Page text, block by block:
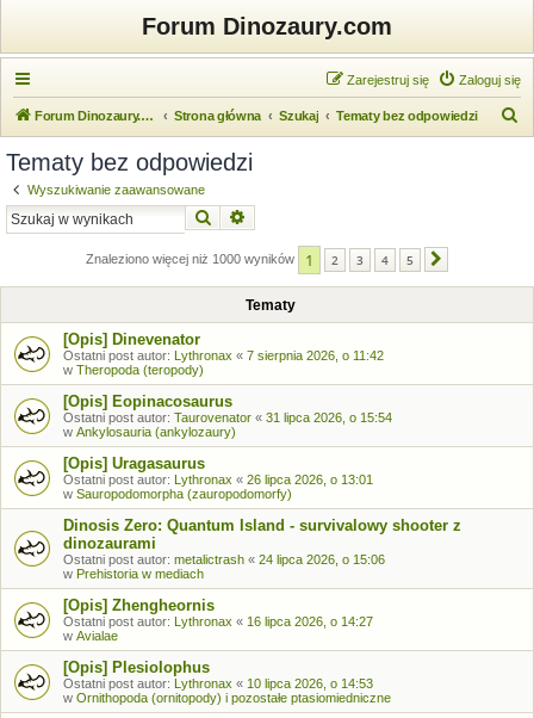
Forum Dinozaury.com
Zaloguj się
Zarejestruj się
Forum Dinozaury.com Strona główna Szukaj Tematy bez odpowiedzi
Tematy bez odpowiedzi
Wyszukiwanie zaawansowane
Szukaj
Znaleziono więcej niż 1000 wyników 1 2 3 4 5
Tematy
[Opis] Dinevenator
Ostatni post autor: Lythronax « 7 sierpnia 2026, o 11:42
w Theropoda (teropody)
[Opis] Eopinacosaurus
Ostatni post autor: Taurovenator « 31 lipca 2026, o 15:54
w Ankylosauria (ankylozaury)
[Opis] Uragasaurus
Ostatni post autor: Lythronax « 26 lipca 2026, o 13:01
w Sauropodomorpha (zauropodomorfy)
Dinosis Zero: Quantum Island - survivalowy shooter z
dinozaurami
Ostatni post autor: metalictrash « 24 lipca 2026, o 15:06
w Prehistoria w mediach
[Opis] Zhengheornis
Ostatni post autor: Lythronax « 16 lipca 2026, o 14:27
w Avialae
[Opis] Plesiolophus
Ostatni post autor: Lythronax « 10 lipca 2026, o 14:53
w Ornithopoda (ornitopody) i pozostałe ptasiomiedniczne